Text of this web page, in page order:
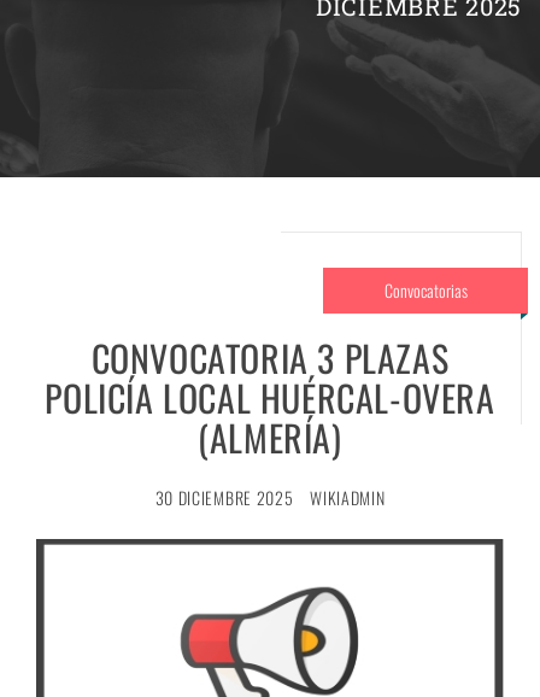
Convocatorias
CONVOCATORIA 3 PLAZAS
POLICÍA LOCAL HUÉRCAL-OVERA
(ALMERÍA)
30 DICIEMBRE 2025 WIKIADMIN